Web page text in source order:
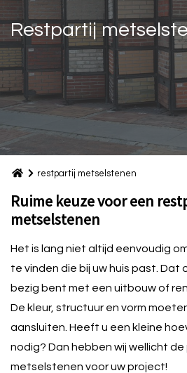
Restpartij
restpartij metselstenen
Restpartij metselstenen
Ruime keuze voor een
metselstenen
Het is lang niet altijd eenvoudig
te vinden die bij uw huis past. Dat
bezig bent met een uitbouw of
De kleur, structuur en vorm
aansluiten. Heeft u een kleine
nodig? Dan hebben wij wellicht
metselstenen voor uw project!